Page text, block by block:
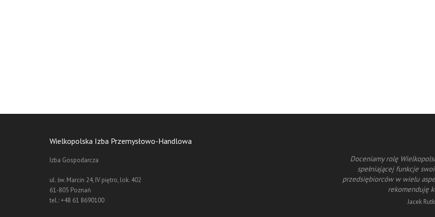
Wielkopolska Izba Przemysłowo-Handlowa
Izba Gospodarcza
ul. św. Marcin 24, IV piętro, lok. 402
61-805 Poznań
tel.: +48 61 8690100
Doceniamy rolę
spełniającej funkcje
przedsiębiorców w wielu
rekomenduję
Jacek
Przez wiele lat pracowałem w Niemczech i mogłem obserwować rolę i znaczenie izb
demokratycznie wybraną reprezentację. Postawmy na Wielkopolską Izbę Przemysłowo-